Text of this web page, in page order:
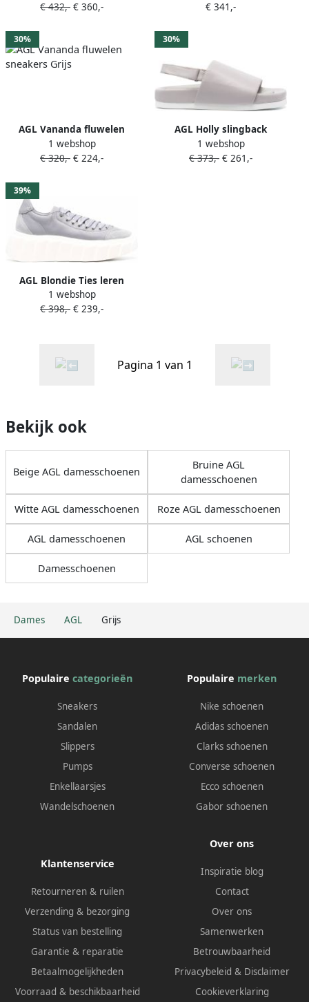
Dames AGL Grijs
€ 432,- € 360,-
€ 341,-
30%
AGL Vananda fluwelen
sneakers Grijs
1 webshop
€ 320,- € 224,-
30%
AGL Holly slingback
sandalen Grijs
1 webshop
€ 373,- € 261,-
39%
AGL Blondie Ties leren
sneakers Grijs
1 webshop
€ 398,- € 239,-
Pagina 1 van 1
Bekijk ook
Beige AGL damesschoenen
Bruine AGL
damesschoenen
Witte AGL damesschoenen Roze AGL damesschoenen
AGL damesschoenen AGL schoenen
Damesschoenen
Populaire categorieën
Sneakers
Sandalen
Slippers
Pumps
Enkellaarsjes
Wandelschoenen
Populaire merken
Nike schoenen
Adidas schoenen
Clarks schoenen
Converse schoenen
Ecco schoenen
Gabor schoenen
Klantenservice
Retourneren & ruilen
Verzending & bezorging
Status van bestelling
Garantie & reparatie
Betaalmogelijkheden
Voorraad & beschikbaarheid
Over ons
Inspiratie blog
Contact
Over ons
Samenwerken
Betrouwbaarheid
Privacybeleid & Disclaimer
Cookieverklaring